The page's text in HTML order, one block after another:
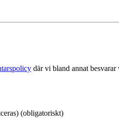
där vi bland annat
(obligatoriskt)